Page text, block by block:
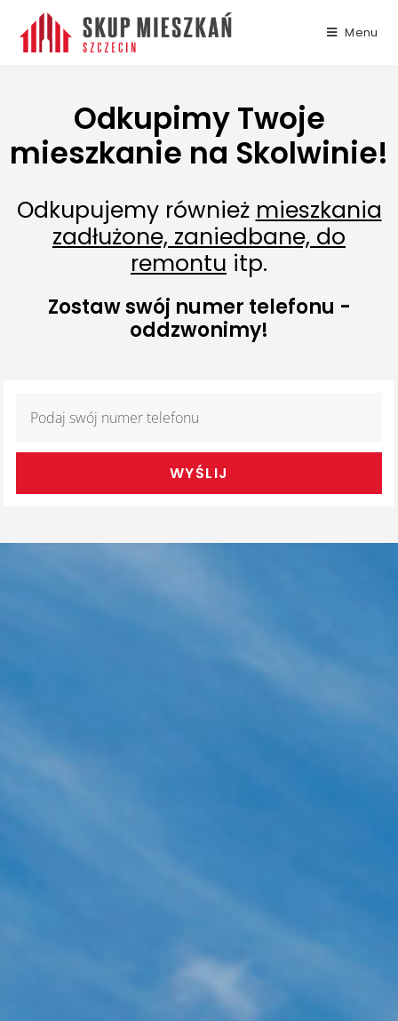
Menu
Odkupimy Twoje
mieszkanie na Skolwinie!
Odkupujemy również mieszkania
zadłużone, zaniedbane, do
remontu itp.
Zostaw swój numer telefonu -
oddzwonimy!
WYŚLIJ